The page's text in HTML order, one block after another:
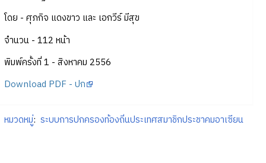
โดย - ศุภกิจ แดงขาว และ เอกวีร์ มีสุข
จำนวน - 112 หน้า
พิมพ์ครั้งที่ 1 - สิงหาคม 2556
Download PDF - ปก
หมวดหมู่: ระบบการปกครองท้องถิ่นประเทศสมาชิกประชาคมอาเซียน